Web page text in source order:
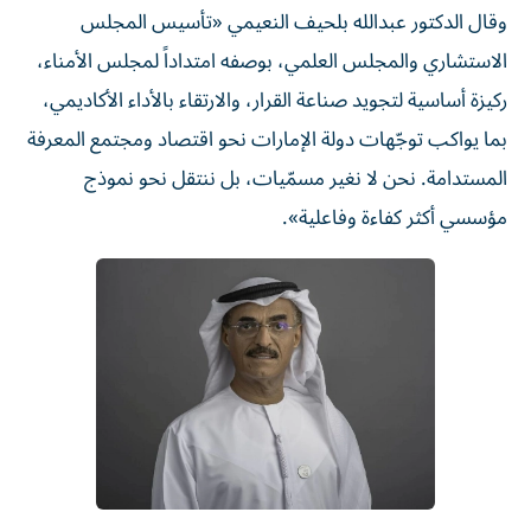
وقال الدكتور عبدالله بلحيف النعيمي «تأسيس المجلس
الاستشاري والمجلس العلمي، بوصفه امتداداً لمجلس الأمناء،
ركيزة أساسية لتجويد صناعة القرار، والارتقاء بالأداء الأكاديمي،
بما يواكب توجّهات دولة الإمارات نحو اقتصاد ومجتمع المعرفة
المستدامة. نحن لا نغير مسمّيات، بل ننتقل نحو نموذج
مؤسسي أكثر كفاءة وفاعلية».